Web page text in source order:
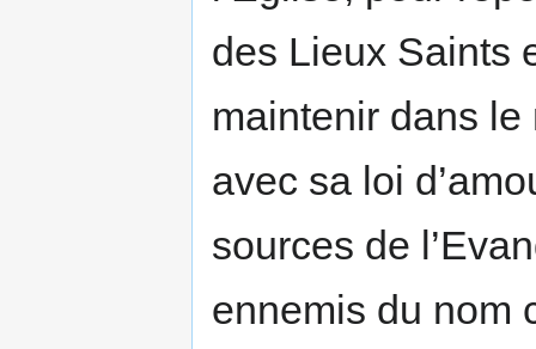
des Lieux Saints
maintenir dans
avec sa loi
sources de
ennemis du nom